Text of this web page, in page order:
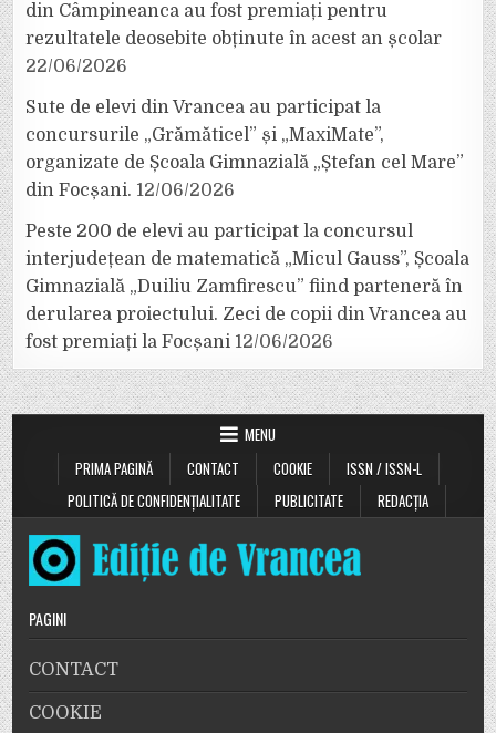
din Câmpineanca au fost premiați pentru
rezultatele deosebite obținute în acest an școlar
22/06/2026
Sute de elevi din Vrancea au participat la
concursurile „Grămăticel” și „MaxiMate”,
organizate de Școala Gimnazială „Ștefan cel Mare”
din Focșani. 12/06/2026
Peste 200 de elevi au participat la concursul
interjudețean de matematică „Micul Gauss”, Școala
Gimnazială „Duiliu Zamfirescu” fiind parteneră în
derularea proiectului. Zeci de copii din Vrancea au
fost premiați la Focșani 12/06/2026
MENU
PRIMA PAGINĂ
CONTACT COOKIE
ISSN / ISSN-L
POLITICĂ DE CONFIDENȚIALITATE
PUBLICITATE REDACȚIA
PAGINI
CONTACT
COOKIE